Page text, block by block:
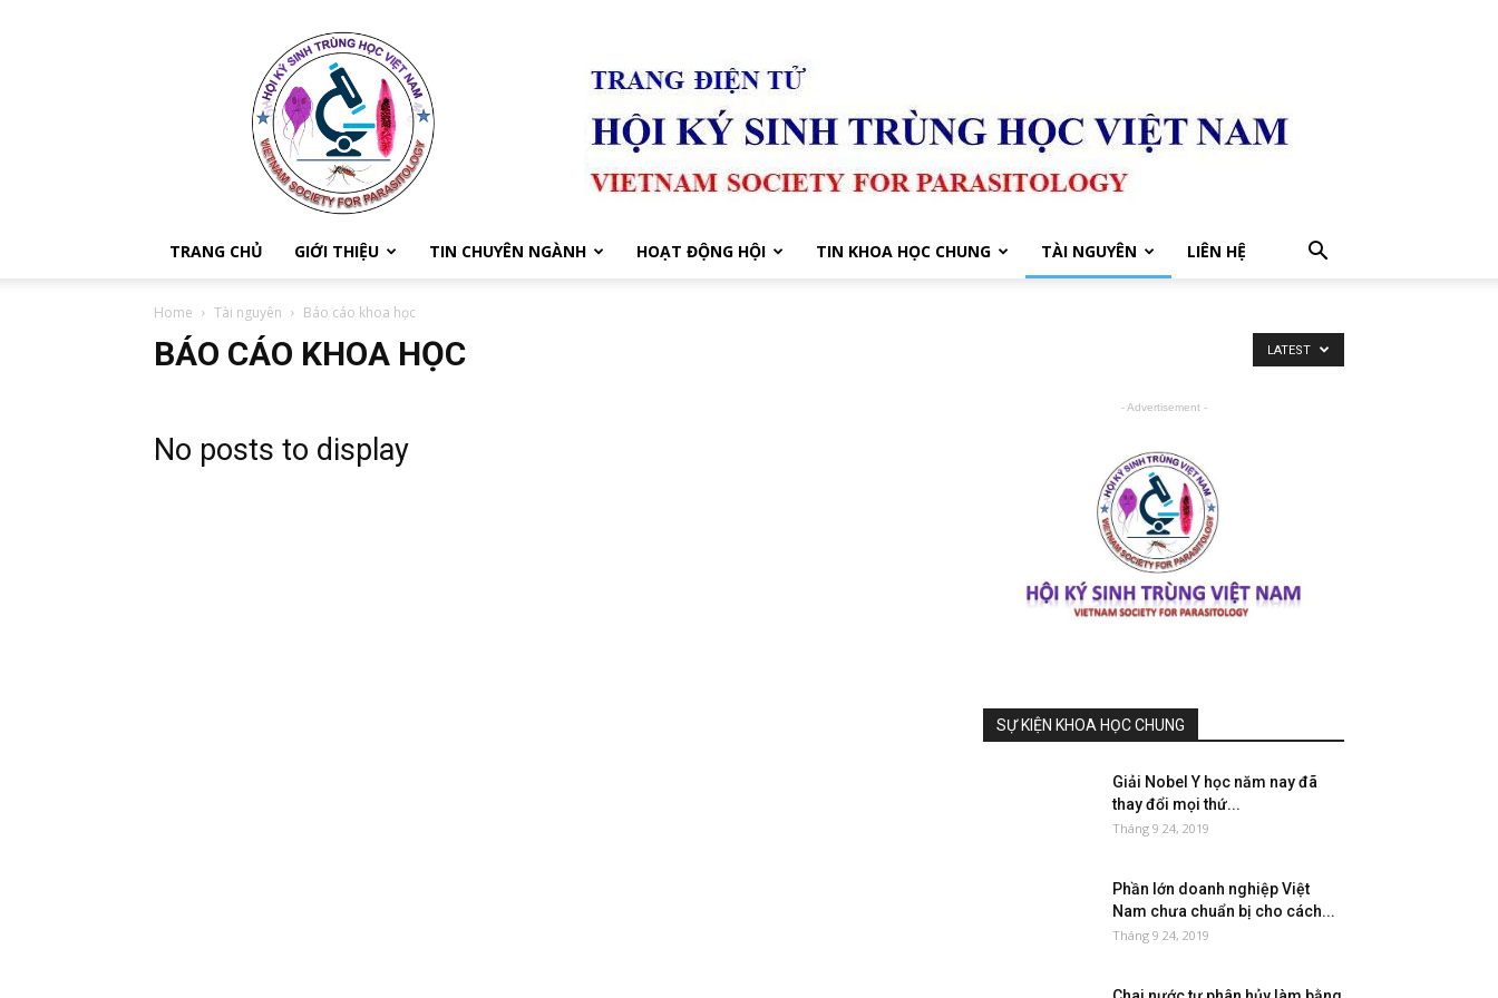
Hội
ký
sinh
trùng
Việt
Nam
TRANG CHỦ GIỚI THIỆU TIN CHUYÊN NGÀNH HOẠT ĐỘNG HỘI TIN KHOA HỌC CHUNG TÀI NGUYÊN LIÊN HỆ
Home Tài nguyên Báo cáo khoa học
BÁO CÁO KHOA HỌC LATEST
No posts to display
- Advertisement -
SỰ KIỆN KHOA HỌC CHUNG
Giải Nobel Y học năm nay đã
thay đổi mọi thứ...
Tháng 9 24, 2019
Phần lớn doanh nghiệp Việt
Nam chưa chuẩn bị cho cách...
Tháng 9 24, 2019